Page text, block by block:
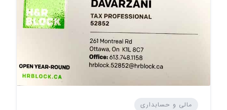
مالی و حسابداری